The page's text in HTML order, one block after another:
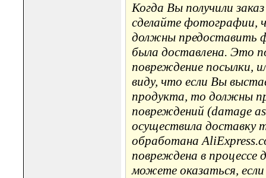
Когда Вы получили
сделайте фотографии,
должны предоставить
была доставлена. Это
повреждение посылки,
виду, что если Вы
продукта, то должны
повреждений (damage
осуществила доставку
обработана
повреждена в
можете оказаться,